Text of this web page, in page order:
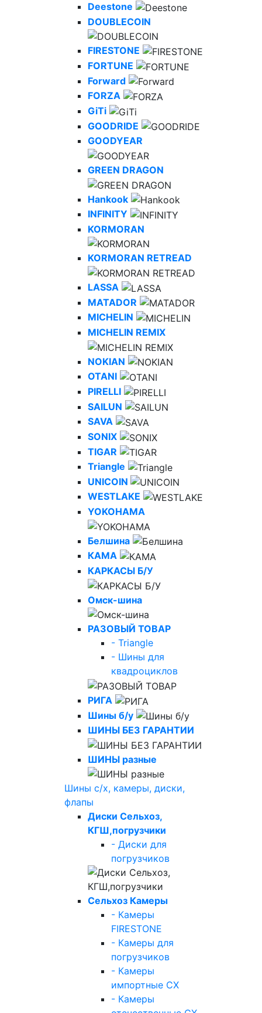
Deestone
DOUBLECOIN
FIRESTONE
FORTUNE
Forward
FORZA
GiTi
GOODRIDE
GOODYEAR
GREEN DRAGON
Hankook
INFINITY
KORMORAN
KORMORAN RETREAD
LASSA
MATADOR
MICHELIN
MICHELIN REMIX
NOKIAN
OTANI
PIRELLI
SAILUN
SAVA
SONIX
TIGAR
Triangle
UNICOIN
WESTLAKE
YOKOHAMA
Белшина
КАМА
КАРКАСЫ Б/У
Омск-шина
РАЗОВЫЙ ТОВАР
- Triangle
- Шины для
квадроциклов
РИГА
Шины б/у
ШИНЫ БЕЗ ГАРАНТИИ
ШИНЫ разные
Шины с/х, камеры, диски,
флапы
Диски Сельхоз,
КГШ,погрузчики
- Диски для
погрузчиков
Сельхоз Камеры
- Камеры
FIRESTONE
- Камеры для
погрузчиков
- Камеры
импортные СХ
- Камеры